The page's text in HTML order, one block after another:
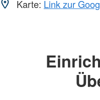
Karte: Link zur